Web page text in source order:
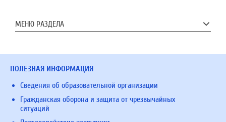
МЕНЮ РАЗДЕЛА
ПОЛЕЗНАЯ ИНФОРМАЦИЯ
Сведения об образовательной организации
Гражданская оборона и защита от чрезвычайных
ситуаций